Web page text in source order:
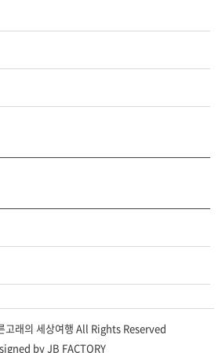
래의 세상여행 All Rights Reserved
by JB FACTORY